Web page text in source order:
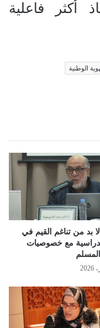
أكثر فاعلية
الوطنية
بد من تناغم القيم في
مع خصوصيات
المسلم